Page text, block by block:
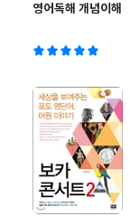
영어독해 개념이해